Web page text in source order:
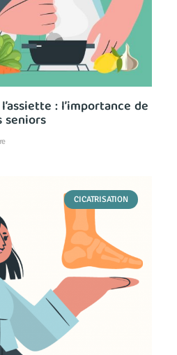
: l’importance de
CICATRISATION